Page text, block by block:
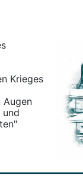
Krieges
Augen